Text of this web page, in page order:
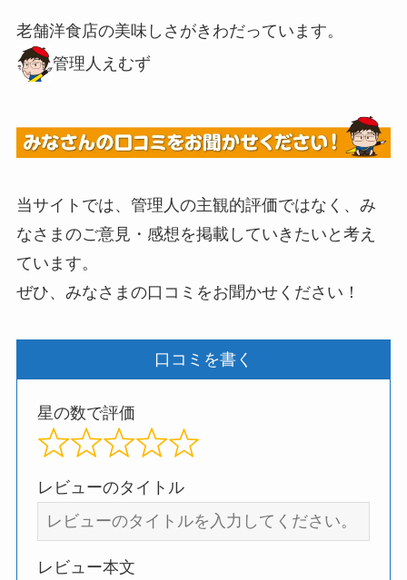
老舗洋食店の美味しさがきわだっています。
管理人えむず
当サイトでは、管理人の主観的評価ではなく、み
なさまのご意見・感想を掲載していきたいと考え
ています。
ぜひ、みなさまの口コミをお聞かせください！
口コミを書く
星の数で評価
レビューのタイトル
レビュー本文